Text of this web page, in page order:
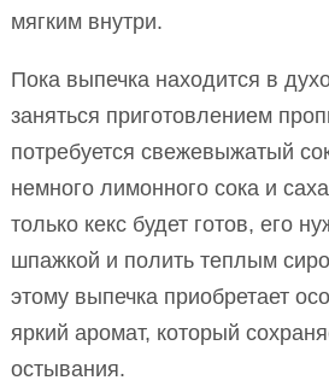
мягким внутри.
Пока выпечка находится в
заняться приготовлением
потребуется свежевыжатый
немного лимонного сока и
только кекс будет готов, его
шпажкой и полить теплым
этому выпечка приобретает
яркий аромат, который
остывания.